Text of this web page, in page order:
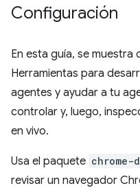
Configuración
En esta guía, se muestra
Herramientas para
agentes y ayudar a tu
controlar y, luego,
en vivo.
Usa el paquete chrome-
revisar un navegador